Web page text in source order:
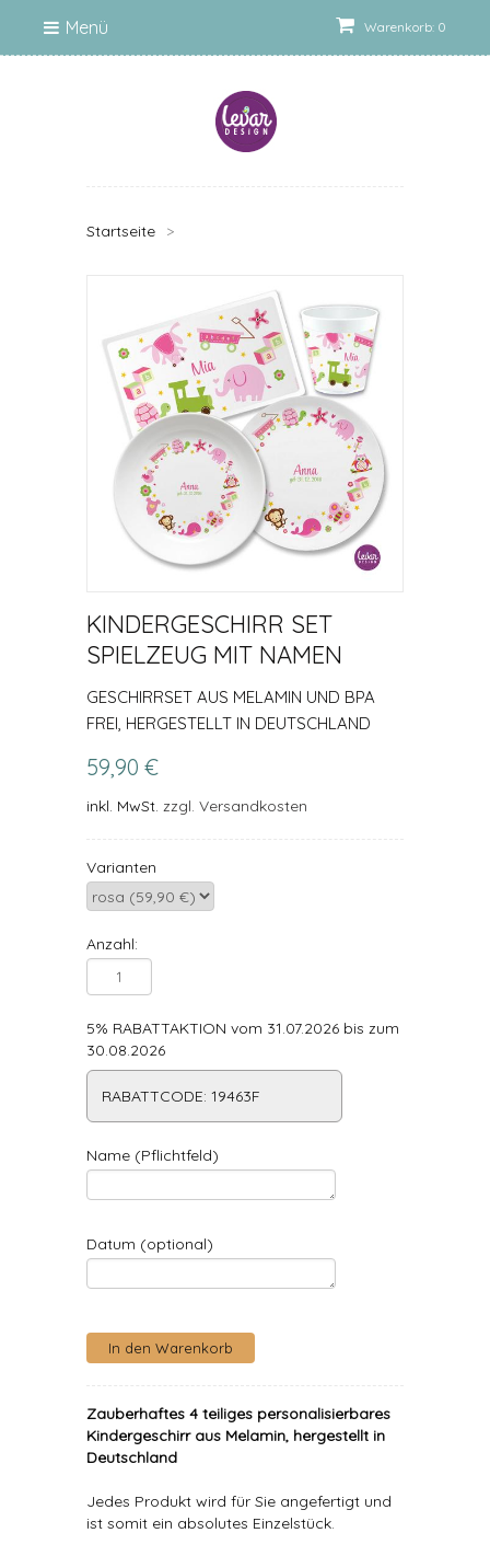
Warenkorb: 0
Menü
Startseite >
KINDERGESCHIRR SET
SPIELZEUG MIT NAMEN
GESCHIRRSET AUS MELAMIN UND BPA
FREI, HERGESTELLT IN DEUTSCHLAND
59,90 €
inkl. MwSt. zzgl. Versandkosten
Varianten
Anzahl:
5% RABATTAKTION vom 31.07.2026 bis zum
30.08.2026
RABATTCODE: 19463F
Name (Pflichtfeld)
Datum (optional)
Zauberhaftes 4 teiliges personalisierbares
Kindergeschirr aus Melamin, hergestellt in
Deutschland
Jedes Produkt wird für Sie angefertigt und
ist somit ein absolutes Einzelstück.